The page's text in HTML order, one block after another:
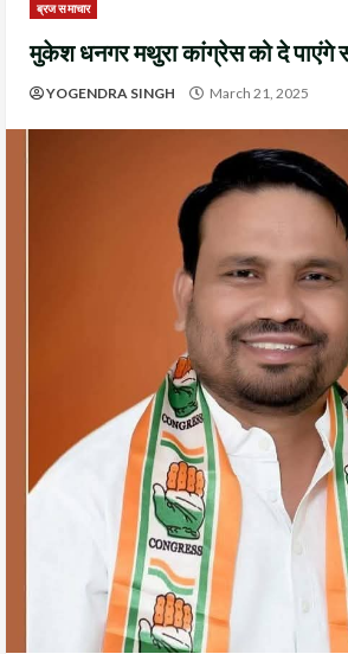
ब्रज समाचार
मुकेश धनगर मथुरा कांग्रेस को दे पाएंगे
YOGENDRA SINGH March 21, 2025